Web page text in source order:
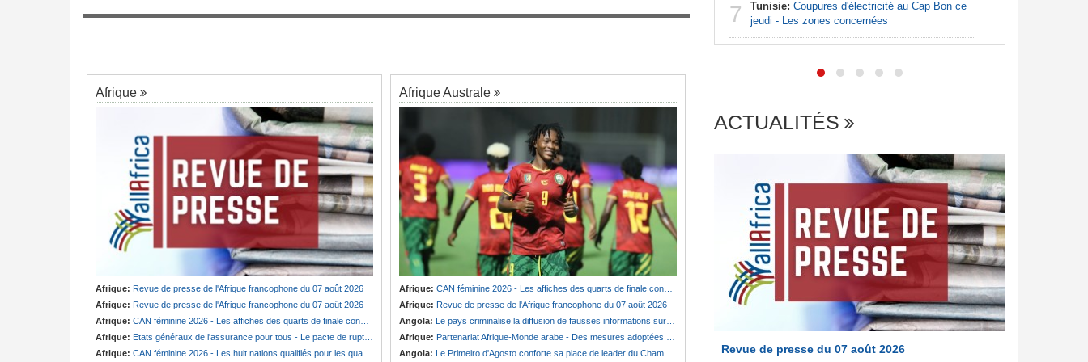
Afrique
Afrique: Revue de presse de l'Afrique francophone du 07 août 2026
Afrique: Revue de presse de l'Afrique francophone du 07 août 2026
Afrique: CAN féminine 2026 - Les affiches des quarts de finale connues
Afrique: Etats généraux de l'assurance pour tous - Le pacte de rupture
Afrique: CAN féminine 2026 - Les huit nations qualifiés pour les quarts de finale
Afrique Australe
Afrique: CAN féminine 2026 - Les affiches des quarts de finale connues
Afrique: Revue de presse de l'Afrique francophone du 07 août 2026
Angola: Le pays criminalise la diffusion de fausses informations sur Internet
Afrique: Partenariat Afrique-Monde arabe - Des mesures adoptées pour relancer la coopération
Angola: Le Primeiro d'Agosto conforte sa place de leader du Championnat national féminin
7
qui ébranlent le cameroun
7
Ali El Hamdi décroche sa place en finale du
7 Tunisie: Coupures d'électricité au Cap Bon ce
jeudi - Les zones concernées
ACTUALITÉS
Revue de presse du 07 août 2026